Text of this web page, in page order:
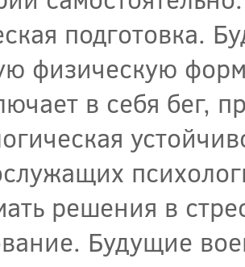
подготовка.
физическую
в себя бег,
решения в
Будущие